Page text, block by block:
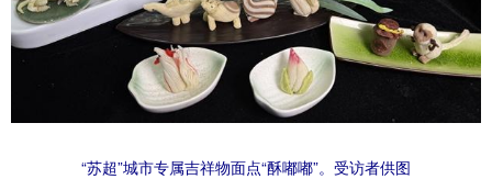
食品 人居 信息化 数字经济
乡村振兴 银龄 溯源中国
旅游 能源
娱乐 时尚 悦读
“苏超”城市专属吉祥物面点“酥嘟嘟”。受访者供图